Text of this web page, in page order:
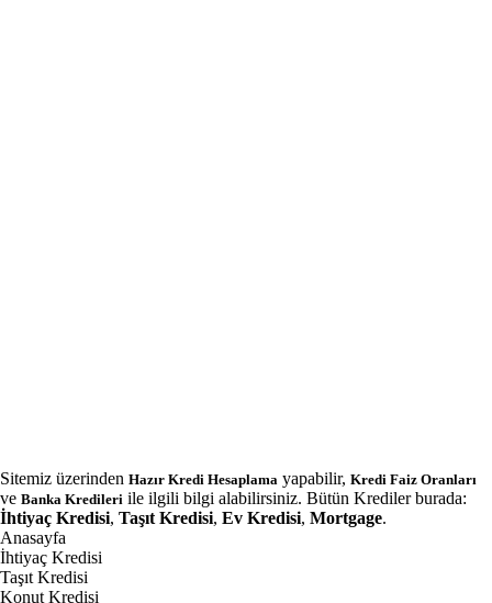
Sitemiz üzerinden Hazır Kredi Hesaplama yapabilir, Kredi Faiz Oranları
ve Banka Kredileri ile ilgili bilgi alabilirsiniz. Bütün Krediler burada:
İhtiyaç Kredisi, Taşıt Kredisi, Ev Kredisi, Mortgage.
Anasayfa
İhtiyaç Kredisi
Taşıt Kredisi
Konut Kredisi